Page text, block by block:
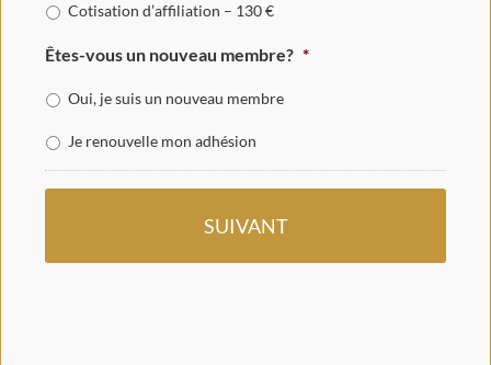
Cotisation d’affiliation – 130 €
Êtes-vous un nouveau membre? *
Oui, je suis un nouveau membre
Je renouvelle mon adhésion